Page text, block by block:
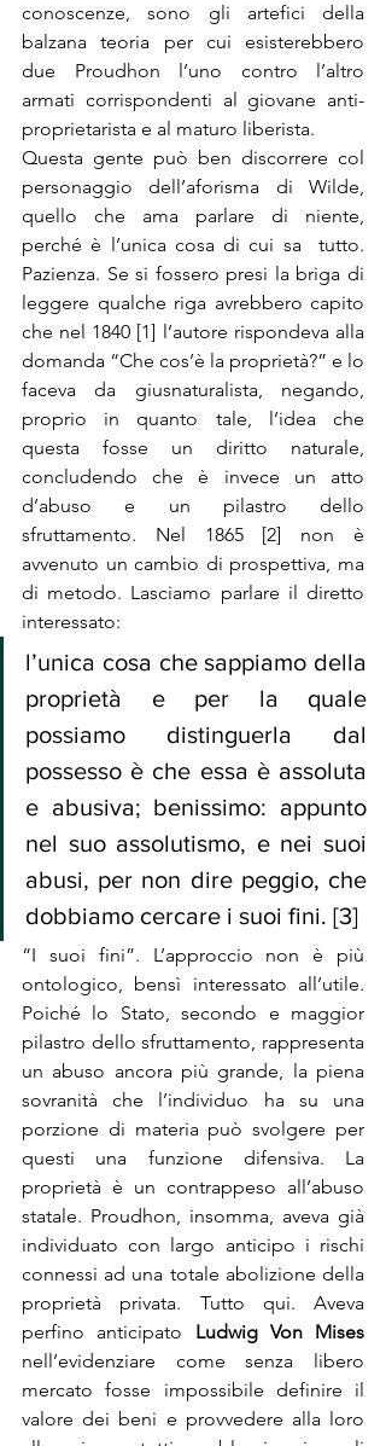
conoscenze, sono gli artefici della
balzana teoria per cui esisterebbero
due Proudhon l’uno contro l’altro
armati corrispondenti al giovane anti-
proprietarista e al maturo liberista.
Questa gente può ben discorrere col
personaggio dell’aforisma di Wilde,
quello che ama parlare di niente,
perché è l’unica cosa di cui sa  tutto.
Pazienza. Se si fossero presi la briga di
leggere qualche riga avrebbero capito
che nel 1840 [1] l’autore rispondeva alla
domanda “Che cos’è la proprietà?” e lo
faceva da giusnaturalista, negando,
proprio in quanto tale, l’idea che
questa fosse un diritto naturale,
concludendo che è invece un atto
d’abuso e un pilastro dello
sfruttamento. Nel 1865 [2] non è
avvenuto un cambio di prospettiva, ma
di metodo. Lasciamo parlare il diretto
interessato:
l’unica cosa che sappiamo della
proprietà e per la quale
possiamo distinguerla dal
possesso è che essa è assoluta
e abusiva; benissimo: appunto
nel suo assolutismo, e nei suoi
abusi, per non dire peggio, che
dobbiamo cercare i suoi fini. [3]
“I suoi fini”. L’approccio non è più
ontologico, bensì interessato all’utile.
Poiché lo Stato, secondo e maggior
pilastro dello sfruttamento, rappresenta
un abuso ancora più grande, la piena
sovranità che l’individuo ha su una
porzione di materia può svolgere per
questi una funzione difensiva. La
proprietà è un contrappeso all’abuso
statale. Proudhon, insomma, aveva già
individuato con largo anticipo i rischi
connessi ad una totale abolizione della
proprietà privata. Tutto qui. Aveva
perfino anticipato Ludwig Von Mises
nell’evidenziare come senza libero
mercato fosse impossibile definire il
valore dei beni e provvedere alla loro